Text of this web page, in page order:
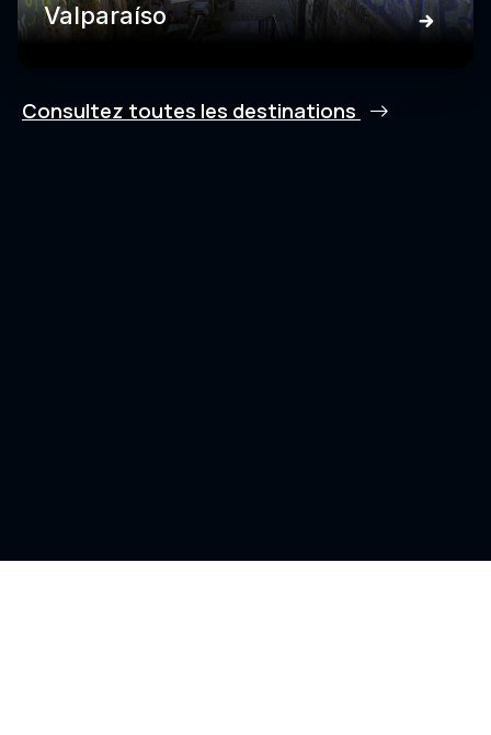
Valparaíso
Consultez toutes les destinations